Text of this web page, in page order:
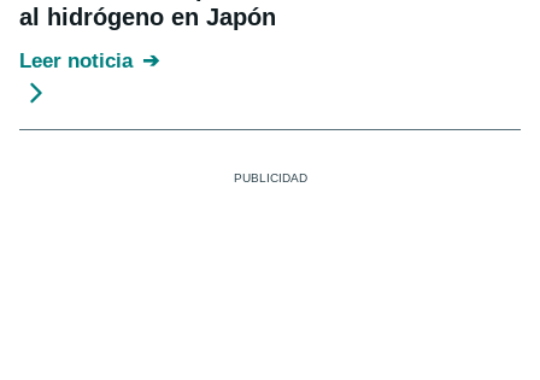
al hidrógeno en Japón
Leer noticia